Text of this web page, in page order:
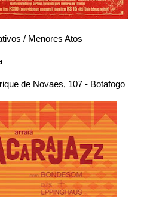
/ Menores Atos
de Novaes, 107 - Botafogo